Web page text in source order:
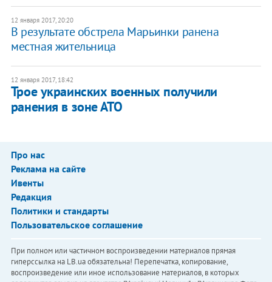
12 января 2017, 20:20
В результате обстрела Марьинки ранена
местная жительница
12 января 2017, 18:42
Трое украинских военных получили
ранения в зоне АТО
Про нас
Реклама на сайте
Ивенты
Редакция
Политики и стандарты
Пользовательское соглашение
При полном или частичном воспроизведении материалов прямая
гиперссылка на LB.ua обязательна! Перепечатка, копирование,
воспроизведение или иное использование материалов, в которых